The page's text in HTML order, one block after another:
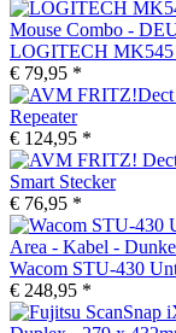
LOGITECH MK545
€ 79,95 *
Repeater
€ 124,95 *
Smart Stecker
€ 76,95 *
Wacom STU-430
€ 248,95 *